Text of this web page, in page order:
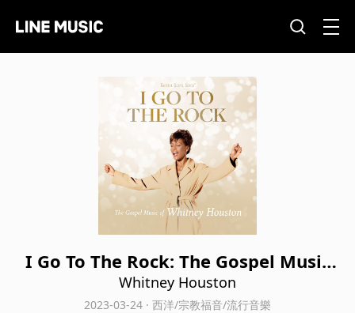
I Go To The Rock: The Gospel Music
Of Whitney Houston
Whitney Houston
2023-03-24 · 西洋/宗教福音/流行音樂